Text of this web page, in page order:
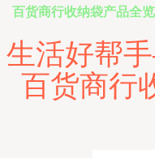
百货商行收纳袋产品全览
生活好帮
百货商行